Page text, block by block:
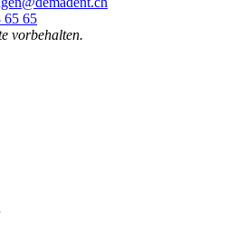
65 65
vorbehalten.